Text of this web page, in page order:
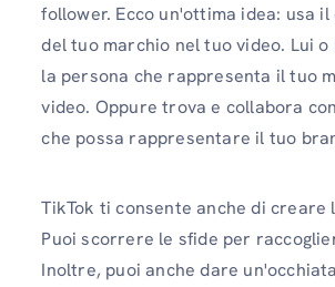
follower. Ecco un'ottima idea: usa
del tuo marchio nel tuo video. Lui o
la persona che rappresenta il tuo
video. Oppure trova e collabora
che possa rappresentare il tuo
TikTok ti consente anche di creare
Puoi scorrere le sfide per
Inoltre, puoi anche dare